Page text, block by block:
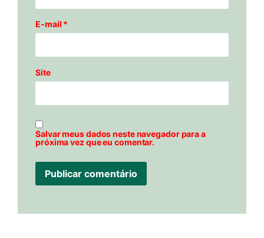
E-mail *
Site
Salvar meus dados neste navegador para a
próxima vez que eu comentar.